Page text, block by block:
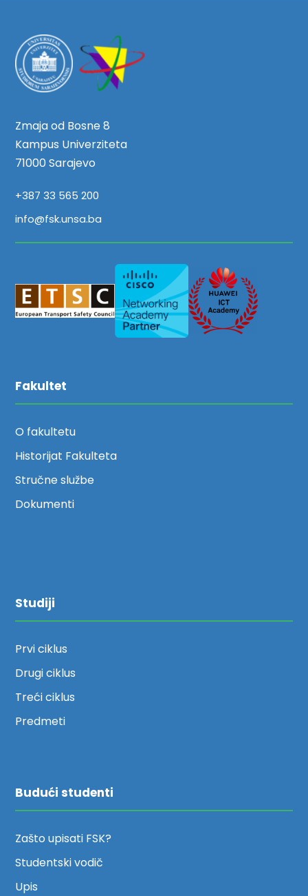
Zmaja od Bosne 8
Kampus Univerziteta
71000 Sarajevo
+387 33 565 200
info@fsk.unsa.ba
Fakultet
O fakultetu
Historijat Fakulteta
Stručne službe
Dokumenti
Studiji
Prvi ciklus
Drugi ciklus
Treći ciklus
Predmeti
Budući studenti
Zašto upisati FSK?
Studentski vodič
Upis